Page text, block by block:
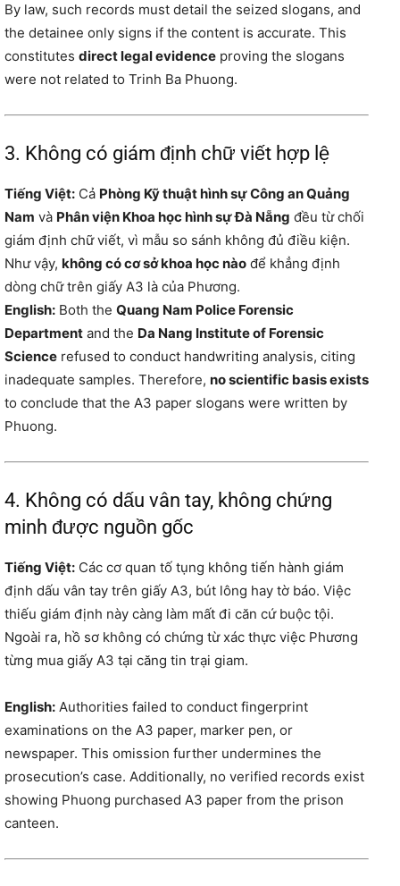
By law, such records must detail the seized slogans, and
the detainee only signs if the content is accurate. This
constitutes direct legal evidence proving the slogans
were not related to Trinh Ba Phuong.
3. Không có giám định chữ viết hợp lệ
Tiếng Việt: Cả Phòng Kỹ thuật hình sự Công an Quảng
Nam và Phân viện Khoa học hình sự Đà Nẵng đều từ chối
giám định chữ viết, vì mẫu so sánh không đủ điều kiện.
Như vậy, không có cơ sở khoa học nào để khẳng định
dòng chữ trên giấy A3 là của Phương.
English: Both the Quang Nam Police Forensic
Department and the Da Nang Institute of Forensic
Science refused to conduct handwriting analysis, citing
inadequate samples. Therefore, no scientific basis exists
to conclude that the A3 paper slogans were written by
Phuong.
4. Không có dấu vân tay, không chứng
minh được nguồn gốc
Tiếng Việt: Các cơ quan tố tụng không tiến hành giám
định dấu vân tay trên giấy A3, bút lông hay tờ báo. Việc
thiếu giám định này càng làm mất đi căn cứ buộc tội.
Ngoài ra, hồ sơ không có chứng từ xác thực việc Phương
từng mua giấy A3 tại căng tin trại giam.
English: Authorities failed to conduct fingerprint
examinations on the A3 paper, marker pen, or
newspaper. This omission further undermines the
prosecution’s case. Additionally, no verified records exist
showing Phuong purchased A3 paper from the prison
canteen.